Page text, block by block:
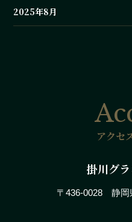
2025年8月
アクセ
掛川グ
〒436-0028 静岡